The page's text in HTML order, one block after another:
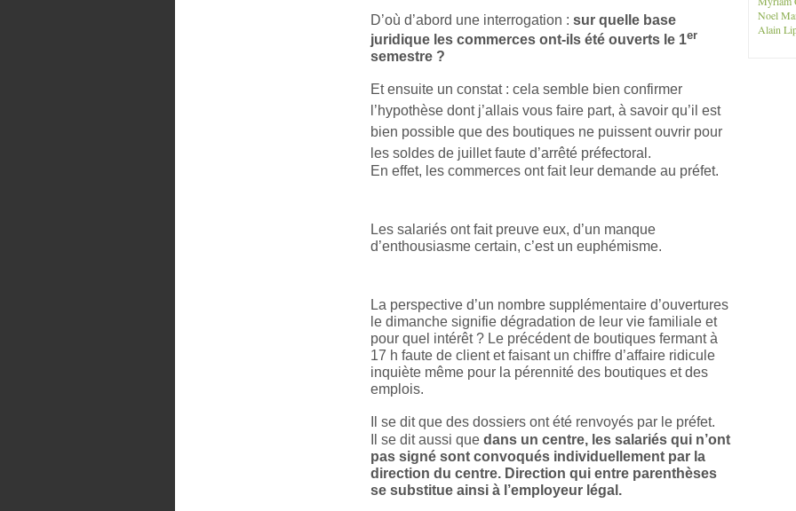
D’où d’abord une interrogation : sur quelle base
juridique les commerces ont-ils été ouverts le 1er
semestre ?
Et ensuite un constat : cela semble bien confirmer
l’hypothèse dont j’allais vous faire part, à savoir qu’il est
bien possible que des boutiques ne puissent ouvrir pour
les soldes de juillet faute d’arrêté préfectoral.
En effet, les commerces ont fait leur demande au préfet.
Les salariés ont fait preuve eux, d’un manque
d’enthousiasme certain, c’est un euphémisme.
La perspective d’un nombre supplémentaire d’ouvertures
le dimanche signifie dégradation de leur vie familiale et
pour quel intérêt ? Le précédent de boutiques fermant à
17 h faute de client et faisant un chiffre d’affaire ridicule
inquiète même pour la pérennité des boutiques et des
emplois.
Il se dit que des dossiers ont été renvoyés par le préfet.
Il se dit aussi que dans un centre, les salariés qui n’ont
pas signé sont convoqués individuellement par la
direction du centre. Direction qui entre parenthèses
se substitue ainsi à l’employeur légal.
Noel
Alain